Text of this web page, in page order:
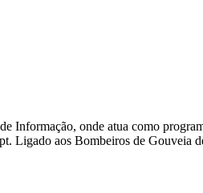
Informação, onde atua como
aos Bombeiros de Gouveia